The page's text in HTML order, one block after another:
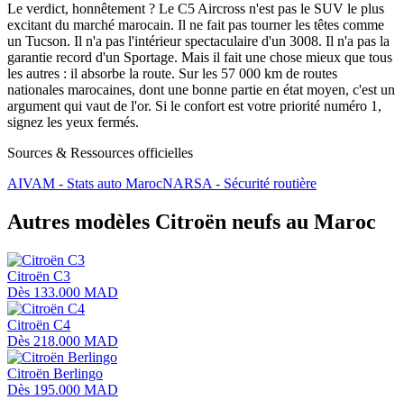
Le verdict, honnêtement ? Le C5 Aircross n'est pas le SUV le plus
excitant du marché marocain. Il ne fait pas tourner les têtes comme
un Tucson. Il n'a pas l'intérieur spectaculaire d'un 3008. Il n'a pas la
garantie record d'un Sportage. Mais il fait une chose mieux que tous
les autres : il absorbe la route. Sur les 57 000 km de routes
nationales marocaines, dont une bonne partie en état moyen, c'est un
argument qui vaut de l'or. Si le confort est votre priorité numéro 1,
signez les yeux fermés.
Sources & Ressources officielles
AIVAM - Stats auto MarocNARSA - Sécurité routière
Autres modèles Citroën neufs au Maroc
Citroën C3
Dès 133.000 MAD
Citroën C4
Dès 218.000 MAD
Citroën Berlingo
Dès 195.000 MAD